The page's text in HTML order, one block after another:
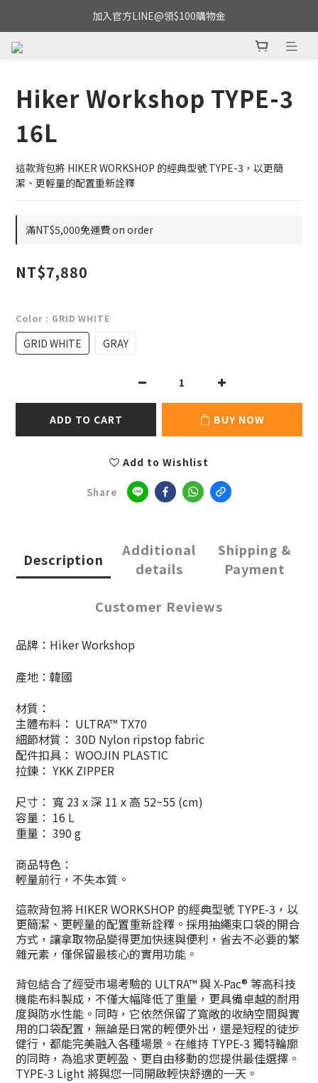
加入官方LINE@領$100購物金
Hiker Workshop TYPE-3
16L
這款背包將 HIKER WORKSHOP 的經典型號 TYPE-3，以更簡
潔、更輕量的配置重新詮釋
滿NT$5,000免運費 on order
NT$7,880
Color : GRID WHITE
GRID WHITE GRAY
ADD TO CART BUY NOW
Add to Wishlist
Share
Description
Additional
details
Shipping &
Payment
Customer Reviews
品牌：Hiker Workshop
產地：韓國
材質：
主體布料： ULTRA™ TX70
細節材質： 30D Nylon ripstop fabric
配件扣具： WOOJIN PLASTIC
拉鍊： YKK ZIPPER
尺寸： 寬 23 x 深 11 x 高 52~55 (cm)
容量： 16 L
重量： 390 g
商品特色：
輕量前行，不失本質。
這款背包將 HIKER WORKSHOP 的經典型號 TYPE-3，以
更簡潔、更輕量的配置重新詮釋。採用抽繩束口袋的開合
方式，讓拿取物品變得更加快速與便利，省去不必要的繁
雜元素，僅保留最核心的實用功能。
背包結合了經受市場考驗的 ULTRA™ 與 X-Pac® 等高科技
機能布料製成，不僅大幅降低了重量，更具備卓越的耐用
度與防水性能。同時，它依然保留了寬敞的收納空間與實
用的口袋配置，無論是日常的輕便外出，還是短程的徒步
健行，都能完美融入各種場景。在維持 TYPE-3 獨特輪廓
的同時，為追求更輕盈、更自由移動的您提供最佳選擇。
TYPE-3 Light 將與您一同開啟輕快舒適的一天。